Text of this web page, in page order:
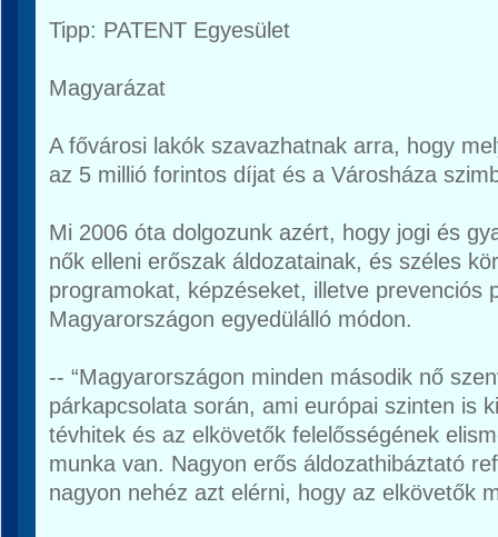
Tipp: PATENT Egyesület
Magyarázat
A fővárosi lakók szavazhatnak arra, hogy
az 5 millió forintos díjat és a Városháza
Mi 2006 óta dolgozunk azért, hogy jogi és
nők elleni erőszak áldozatainak, és széles
programokat, képzéseket, illetve prevenciós
Magyarországon egyedülálló módon.
-- “Magyarországon minden második nő
párkapcsolata során, ami európai szinten is
tévhitek és az elkövetők felelősségének
munka van. Nagyon erős áldozathibáztató
nagyon nehéz azt elérni, hogy az elkövetők